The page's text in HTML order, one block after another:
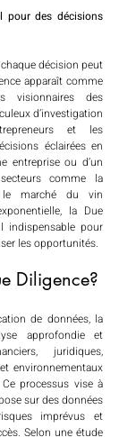
pour des décisions
décision peut
apparaît comme
visionnaires des
d’investigation
et les
éclairées en
entreprise ou d’un
comme la
le marché du vin
la Due
indispensable pour
les opportunités.
Diligence?
de données, la
approfondie et
juridiques,
environnementaux
processus vise à
sur des données
imprévus et
Selon une étude